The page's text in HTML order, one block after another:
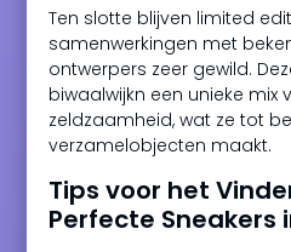
Ten slotte blijven limited
samenwerkingen met
ontwerpers zeer gewild.
biwaalwijkn een unieke mix
zeldzaamheid, wat ze tot
verzamelobjecten maakt.
Tips voor het
Perfecte Sneakers